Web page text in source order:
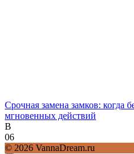
Срочная замена замков: когда
мгновенных действий
В
06
© 2026 VannaDream.ru